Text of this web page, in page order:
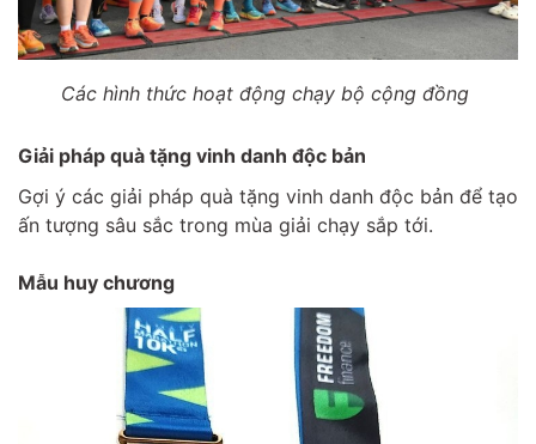
Các hình thức hoạt động chạy bộ cộng đồng
Giải pháp quà tặng vinh danh độc bản
Gợi ý các giải pháp quà tặng vinh danh độc bản để tạo
ấn tượng sâu sắc trong mùa giải chạy sắp tới.
Mẫu huy chương